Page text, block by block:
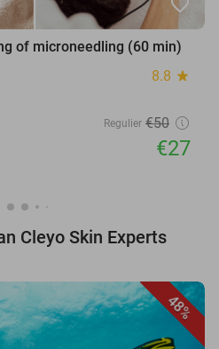
favorite_border
of microneedling (60 min)
8.8 star
Regulier €50
€27
Cleyo Skin Experts
48%